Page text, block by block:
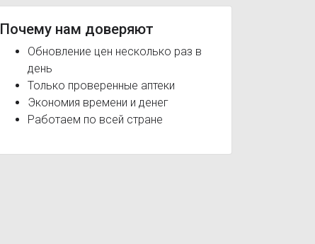
Почему нам доверяют
Обновление цен несколько раз в
день
Только проверенные аптеки
Экономия времени и денег
Работаем по всей стране